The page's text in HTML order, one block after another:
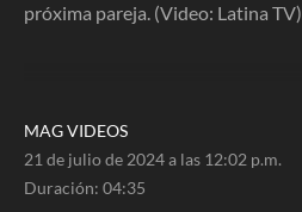
próxima pareja. (Video: Latina TV)
MAG VIDEOS
21 de julio de 2024 a las 12:02 p.m.
Duración: 04:35